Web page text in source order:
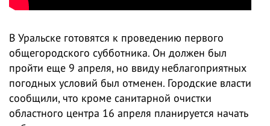
В Уральске готовятся к проведению первого
общегородского субботника. Он должен был
пройти еще 9 апреля, но ввиду неблагоприятных
погодных условий был отменен. Городские власти
сообщили, что кроме санитарной очистки
областного центра 16 апреля планируется начать